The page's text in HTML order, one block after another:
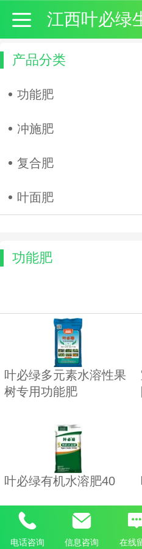
江西叶必绿
产品分类
功能肥
冲施肥
复合肥
叶面肥
功能肥
叶必绿多元素水溶性果
树专用功能肥
叶必绿有机水溶肥40
电话咨询 信息咨询 在线